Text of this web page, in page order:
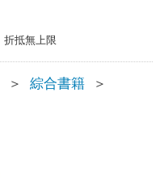
折抵無上限
＞ 綜合書籍 ＞